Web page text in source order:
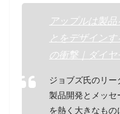
b
o
o
k
アップルは製
とをデザイン
の衝撃｜ダイ
ジョブズ氏のリ
製品開発とメッ
を熱く大きなも